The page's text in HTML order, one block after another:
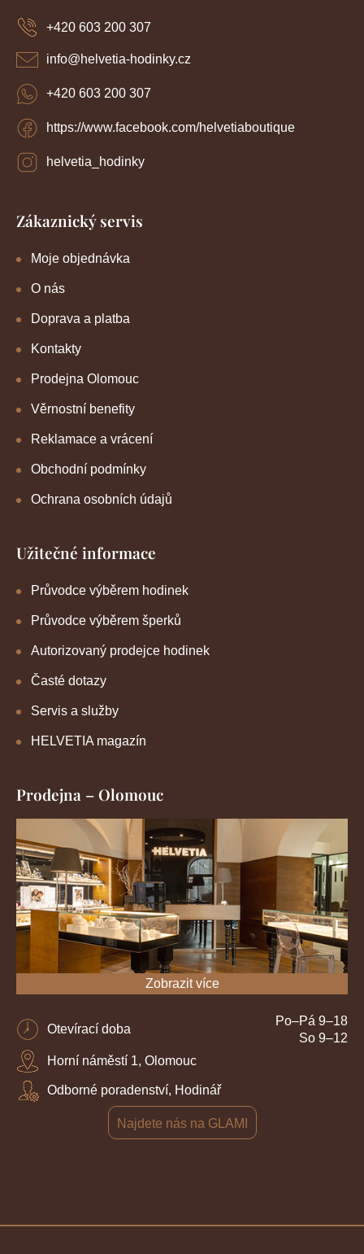
info@helvetia-hodinky.cz
+420 603 200 307
https://www.facebook.com/helvetiaboutique
helvetia_hodinky
+420 603 200 307
Zákaznický servis
Moje objednávka
O nás
Doprava a platba
Kontakty
Prodejna Olomouc
Věrnostní benefity
Reklamace a vrácení
Obchodní podmínky
Ochrana osobních údajů
Užitečné informace
Průvodce výběrem hodinek
Průvodce výběrem šperků
Autorizovaný prodejce hodinek
Časté dotazy
Servis a služby
HELVETIA magazín
Prodejna – Olomouc
Zobrazit více
Otevírací doba
Po–Pá 9–18
So 9–12
Horní náměstí 1, Olomouc
Odborné poradenství, Hodinář
Najdete nás na GLAMI